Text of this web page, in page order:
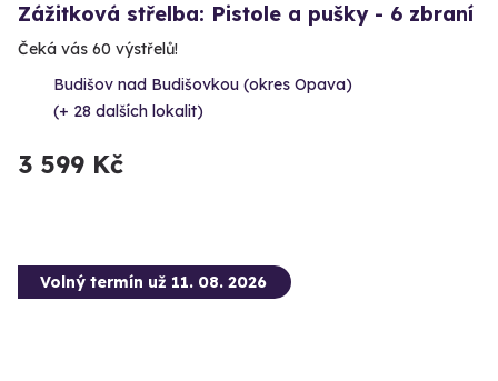
Zážitková střelba: Pistole a pušky - 6 zbraní
Čeká vás 60 výstřelů!
Budišov nad Budišovkou (okres Opava)
(+ 28 dalších lokalit)
3 599 Kč
Volný termín už 11. 08. 2026